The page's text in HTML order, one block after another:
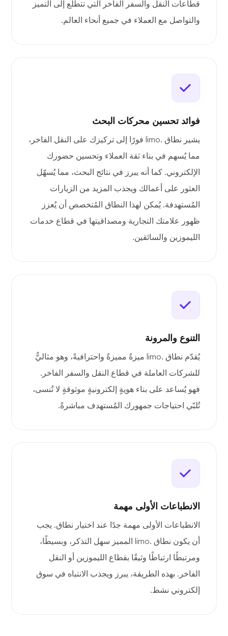
قطاعات النقل والسفر الفاخر التي تتطلع إلى التميز
والتواصل مع العملاء في جميع أنحاء العالم.
فوائد تحسين محركات البحث
يشير نطاق .limo فورًا إلى تركيزك على النقل الفاخر،
مما يُسهم في بناء ثقة العملاء وتحسين حضورك
الإلكتروني. كما أنه يبرز في نتائج البحث، مما يُسهّل
العثور على أعمالك ويجذب المزيد من الزيارات
المُستهدفة. يُمكن لهذا النطاق المُتخصص أن يُعزز
ظهور علامتك التجارية ومصداقيتها في قطاع خدمات
الليموزين والسائقين.
التنوع والمرونة
يُقدّم نطاق .limo ميزةً مميزةً واحترافيةً، وهو مثاليٌّ
للشركات العاملة في قطاع النقل والسفر الفاخر.
فهو يُساعد على بناء هويةٍ إلكترونيةٍ موثوقةٍ لا تُنسى،
تُلبّي احتياجات جمهورك المُستهدف مباشرةً.
الانطباعات الأولى مهمة
الانطباعات الأولى مهمة جدًا عند اختيار نطاق. يجب
أن يكون نطاق .limo المميز سهل التذكر، وبسيطًا،
ومرتبطًا ارتباطًا وثيقًا بقطاع الليموزين أو النقل
الفاخر. بهذه الطريقة، يبرز ويجذب الانتباه في سوق
إلكتروني نشط.